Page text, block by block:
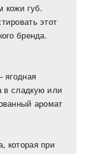
кожи губ.
этот
бренда.
ягодная
в сладкую или
аромат
которая при